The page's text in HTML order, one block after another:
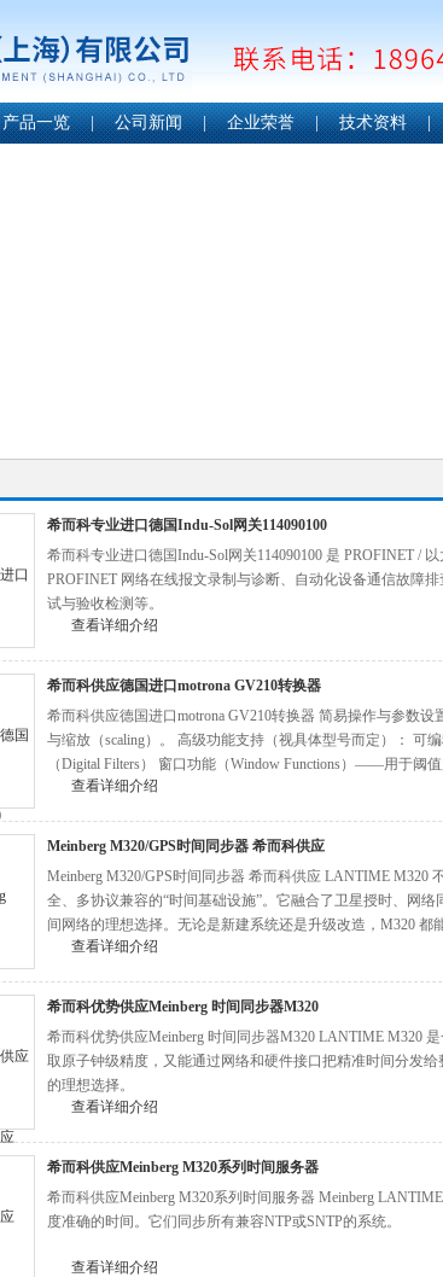
产品一览 | 公司新闻 | 企业荣誉 | 技术资料 |
希而科专业进口德国Indu-Sol网关114090100
希而科专业进口德国Indu-Sol网关114090100 是 PROFINET /
PROFINET 网络在线报文录制与诊断、自动化设备通信故障
试与验收检测等。
查看详细介绍
希而科供应德国进口motrona GV210转换器
希而科供应德国进口motrona GV210转换器 简易操作与参数
与缩放（scaling）。 高级功能支持（视具体型号而定）： 可编
（Digital Filters） 窗口功能（Window Functions）——用于阈
查看详细介绍
Meinberg M320/GPS时间同步器 希而科供应
Meinberg M320/GPS时间同步器 希而科供应 LANTIME M320
全、多协议兼容的“时间基础设施”。它融合了卫星授时、网
间网络的理想选择。无论是新建系统还是升级改造，M320 都
查看详细介绍
希而科优势供应Meinberg 时间同步器M320
希而科优势供应Meinberg 时间同步器M320 LANTIME M320
取原子钟级精度，又能通过网络和硬件接口把精准时间分发
的理想选择。
查看详细介绍
希而科供应Meinberg M320系列时间服务器
希而科供应Meinberg M320系列时间服务器 Meinberg
度准确的时间。它们同步所有兼容NTP或SNTP的系统。
查看详细介绍